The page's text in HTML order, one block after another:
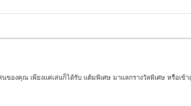
ของคุณ เพียงแค่เล่นก็ได้รับ แต้มพิเศษ มาแลกรางวัลพิเศษ หรือเ